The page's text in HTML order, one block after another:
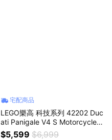
宅配商品
LEGO樂高 科技系列 42202 Duc
ati Panigale V4 S Motorcycle
(杜卡迪 摩托車)
$5,599 $6,999